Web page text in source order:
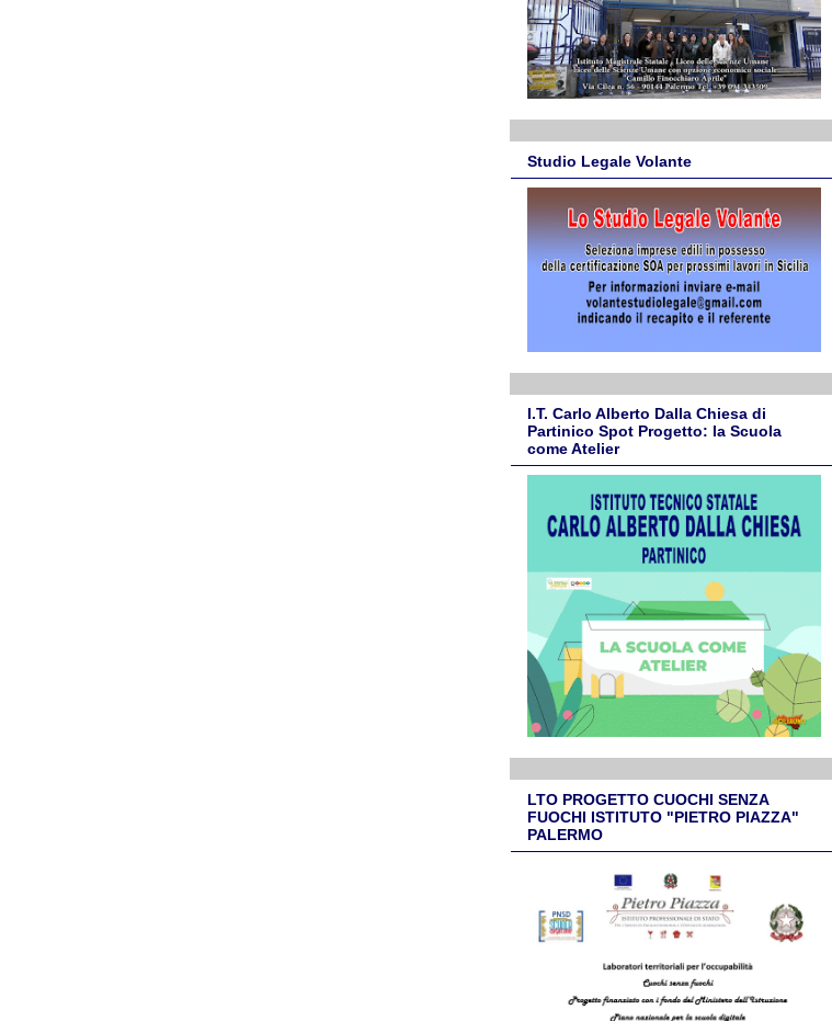
Studio Legale Volante
I.T. Carlo Alberto Dalla Chiesa di
Partinico Spot Progetto: la Scuola
come Atelier
LTO PROGETTO CUOCHI SENZA
FUOCHI ISTITUTO "PIETRO PIAZZA"
PALERMO